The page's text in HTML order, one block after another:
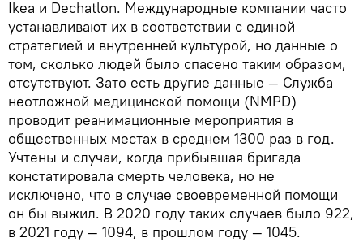
Ikea и Dechatlon. Международные компании часто
устанавливают их в соответствии с единой
стратегией и внутренней культурой, но данные о
том, сколько людей было спасено таким образом,
отсутствуют. Зато есть другие данные — Служба
неотложной медицинской помощи (NMPD)
проводит реанимационные мероприятия в
общественных местах в среднем 1300 раз в год.
Учтены и случаи, когда прибывшая бригада
констатировала смерть человека, но не
исключено, что в случае своевременной помощи
он бы выжил. В 2020 году таких случаев было 922,
в 2021 году — 1094, в прошлом году — 1045.